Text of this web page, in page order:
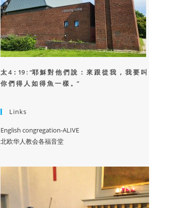
太 4：19 : “耶 穌 對 他 們 說 ： 來 跟 從 我 ， 我 要 叫
你 們 得 人 如 得 魚 一 樣 。”
Links
English congregation-ALIVE
北欧华人教会各福音堂